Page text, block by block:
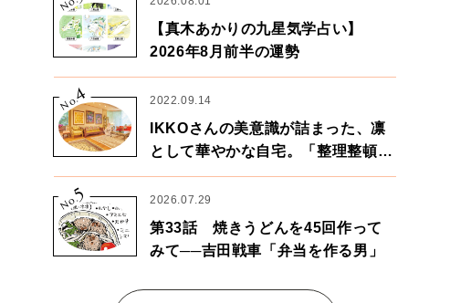
【真木あかりの九星気学占い】
2026年8月前半の運勢
No.
4 2022.09.14
IKKOさんの美意識が詰まった、凛
として華やかな自宅。「整理整頓は
心のリズムが乱されないための作
業」。
No.
5 2026.07.29
第33話 焼きうどんを45回作って
みて──吉田戦車「弁当を作る男」